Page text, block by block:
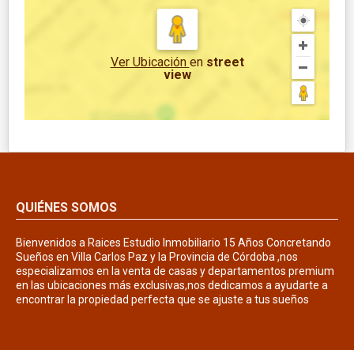
Ver Ubicación en street
view
QUIÉNES SOMOS
Bienvenidos a Raices Estudio Inmobiliario 15 Años Concretando
Sueños en Villa Carlos Paz y la Provincia de Córdoba ,nos
especializamos en la venta de casas y departamentos premium
en las ubicaciones más exclusivas,nos dedicamos a ayudarte a
encontrar la propiedad perfecta que se ajuste a tus sueños